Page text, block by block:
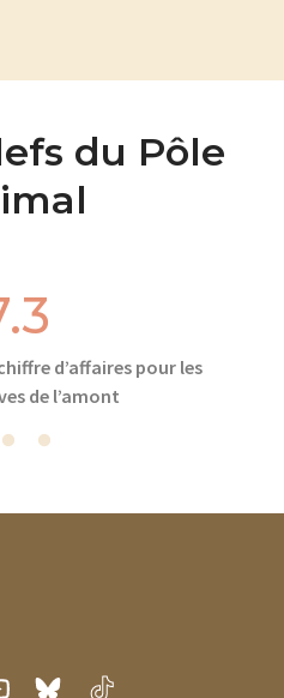
du Pôle
d’affaires pour les
de l’amont